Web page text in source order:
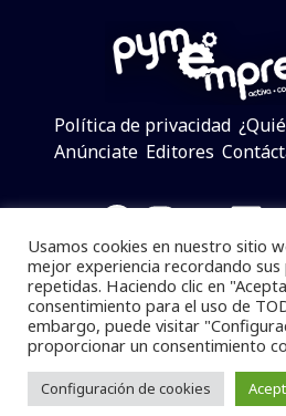
Política de privacidad
Anúnciate Editores
Facebook
Pymempresario © 2025 Todos
Se prohibe el uso de la
dar referencia a
Desarrollado por
Usamos cookies en nuestro sitio
mejor experiencia recordando sus
repetidas. Haciendo clic en
consentimiento para el uso de
embargo, puede visitar
proporcionar un consentimiento
Configuración de cookies